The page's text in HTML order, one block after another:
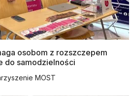
osobom z rozszczepem
do samodzielności
MOST